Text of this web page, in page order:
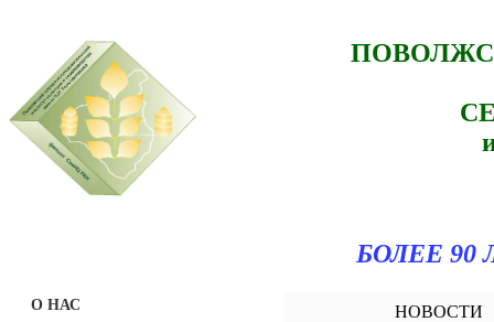
БОЛЕЕ
О НАС
НОВОСТИ